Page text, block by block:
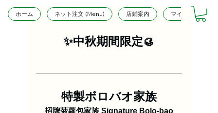
ホーム ネット注文 (Menu) 店鋪案內 マイページ
✨中秋期間限定🥮
特製ボロバオ家族
招牌菠蘿包家族 Signature Bolo-bao